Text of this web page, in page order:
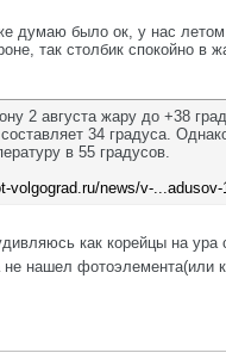
думаю было ок, у нас
так столбик спокойно в
2 августа жару до +38
34 градуса.
в 55 градусов.
volgograd.ru/news/v-...adusov-
как корейцы на ура
нашел фотоэлемента(или